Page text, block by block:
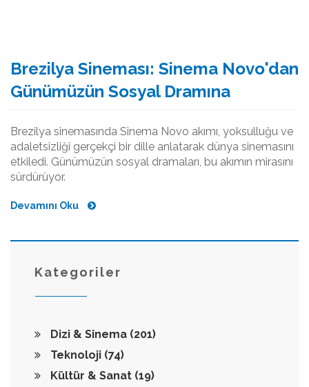
Brezilya Sineması: Sinema Novo'dan
Günümüzün Sosyal Dramına
Brezilya sinemasında Sinema Novo akımı, yoksulluğu ve
adaletsizliği gerçekçi bir dille anlatarak dünya sinemasını
etkiledi. Günümüzün sosyal dramaları, bu akımın mirasını
sürdürüyor.
Devamını Oku
Kategoriler
Dizi & Sinema (201)
Teknoloji (74)
Kültür & Sanat (19)